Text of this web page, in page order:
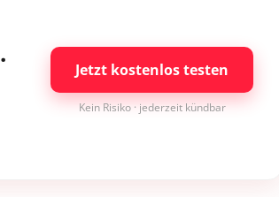
Jetzt kostenlos testen
Kein Risiko · jederzeit kündbar